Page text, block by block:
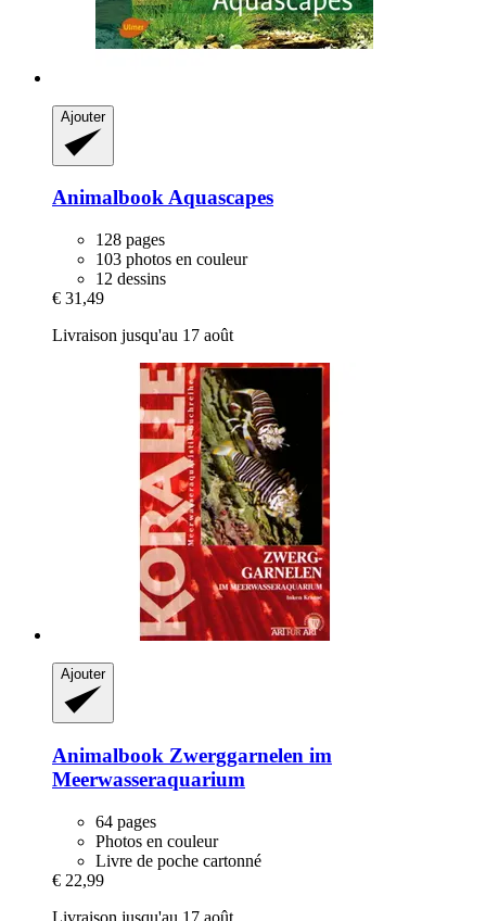
Ajouter
AnimalbookAquascapes
128 pages
103 photos en couleur
12 dessins
€ 31,49
Livraison jusqu'au 17 août
Ajouter
Animalbook Zwerggarnelen im
Meerwasseraquarium
64 pages
Photos en couleur
Livre de poche cartonné
€ 22,99
Livraison jusqu'au 17 août